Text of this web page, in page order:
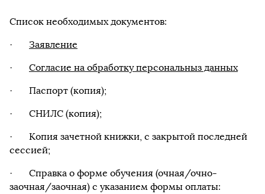
Список необходимых документов:
· Заявление
· Согласие на обработку персональныз данных
· Паспорт (копия);
· СНИЛС (копия);
· Копия зачетной книжки, с закрытой последней
сессией;
· Справка о форме обучения (очная/очно-
заочная/заочная) с указанием формы оплаты: